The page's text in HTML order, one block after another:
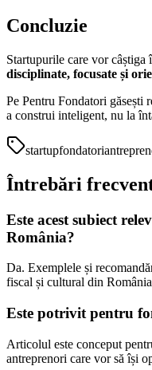
Concluzie
Startupurile care vor
disciplinate, focusate și
Pe Pentru Fondatori găsești
a construi inteligent, nu la
startupfondatori
Întrebări
Este acest subiect
România?
Da. Exemplele și
fiscal și cultural din
Este potrivit pentru
Articolul este conceput
antreprenori care vor să își